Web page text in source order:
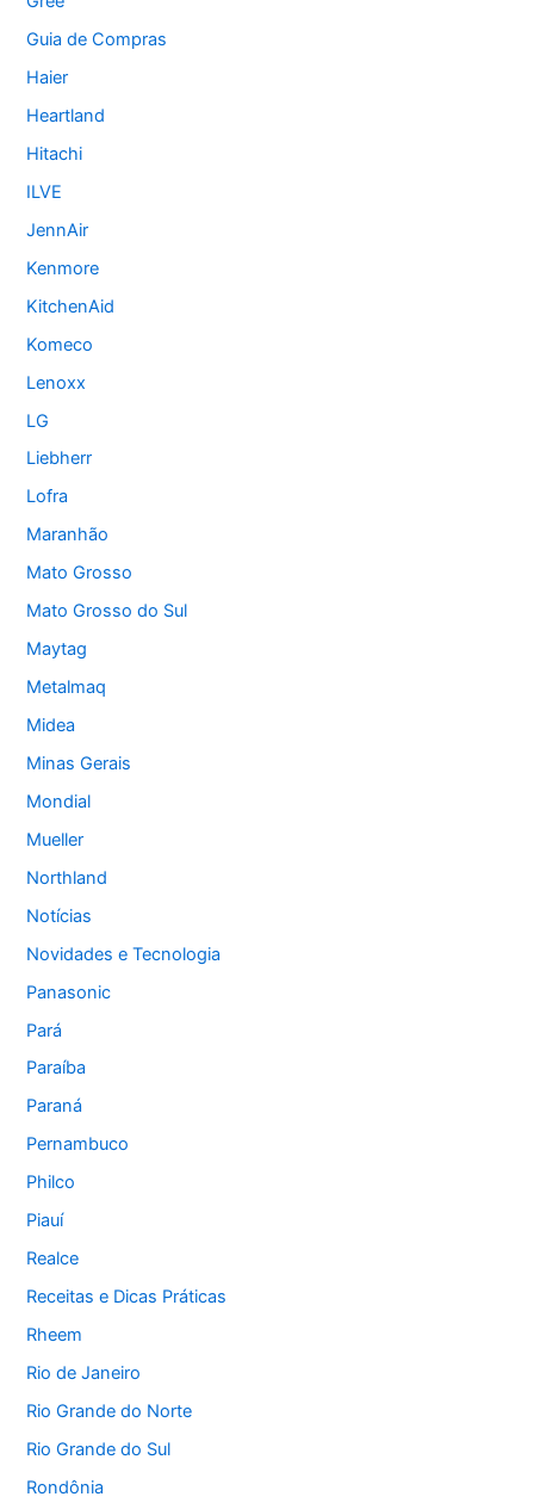
Guia de Compras
Haier
Heartland
Hitachi
ILVE
JennAir
Kenmore
KitchenAid
Komeco
Lenoxx
LG
Liebherr
Lofra
Maranhão
Mato Grosso
Mato Grosso do Sul
Maytag
Metalmaq
Midea
Minas Gerais
Mondial
Mueller
Northland
Notícias
Novidades e Tecnologia
Panasonic
Pará
Paraíba
Paraná
Pernambuco
Philco
Piauí
Realce
Receitas e Dicas Práticas
Rheem
Rio de Janeiro
Rio Grande do Norte
Rio Grande do Sul
Rondônia